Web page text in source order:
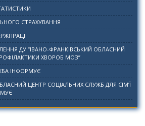
СТРАХУВАННЯ
ДУ “ІВАНО-ФРАНКІВСЬКИЙ ОБЛАСНИЙ
ХВОРОБ МОЗ”
ІНФОРМУЄ
ЦЕНТР СОЦІАЛЬНИХ СЛУЖБ ДЛЯ СІМ’Ї